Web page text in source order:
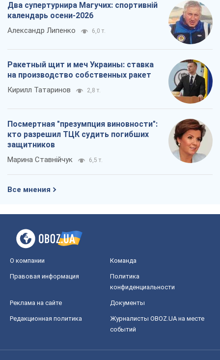
Два супертурнира Магучих: спортивній
календарь осени-2026
Александр Липенко 6,0 т.
Ракетный щит и меч Украины: ставка
на производство собственных ракет
Кирилл Татаринов 2,8 т.
Посмертная "презумпция виновности":
кто разрешил ТЦК судить погибших
защитников
Марина Ставнійчук 6,5 т.
Все мнения
О компании Команда
Правовая информация
Политика
конфиденциальности
Реклама на сайте Документы
Редакционная политика
Журналисты OBOZ.UA на месте
событий